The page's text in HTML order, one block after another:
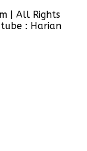
| All Rights
: Harian